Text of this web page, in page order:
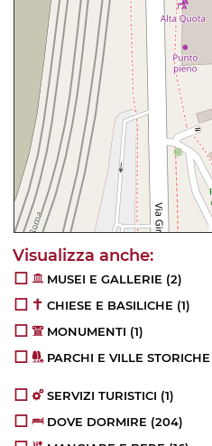
MUSEI E GALLERIE (2)
CHIESE E BASILICHE (1)
MONUMENTI (1)
PARCHI E VILLE STORICHE
SERVIZI TURISTICI (1)
DOVE DORMIRE (204)